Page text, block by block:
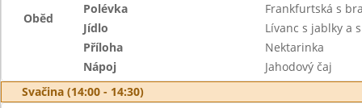
Oběd
Polévka
Frankfurtská s
Jídlo
Lívanc s jablky a
Příloha
Nektarinka
Nápoj
Jahodový čaj
Svačina (14:00 - 14:30)